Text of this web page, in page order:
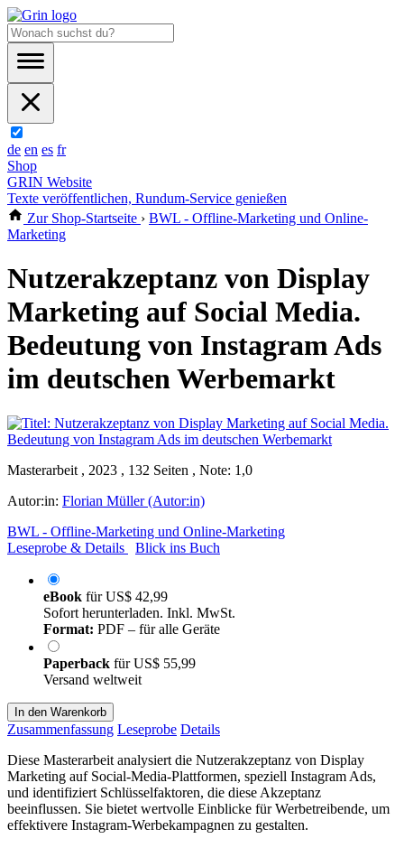
de en es fr
Shop
GRIN Website
Texte veröffentlichen, Rundum-Service genießen
Zur Shop-Startseite › BWL - Offline-Marketing und Online-
Marketing
Nutzerakzeptanz von Display
Marketing auf Social Media.
Bedeutung von Instagram Ads
im deutschen Werbemarkt
Masterarbeit , 2023 , 132 Seiten , Note: 1,0
Autor:in: Florian Müller (Autor:in)
BWL - Offline-Marketing und Online-Marketing
Leseprobe & Details
Blick ins Buch
eBook fürUS$ 42,99
Sofort herunterladen. Inkl. MwSt.
Format: PDF – für alle Geräte
Paperback fürUS$ 55,99
Versand weltweit
In den Warenkorb
Zusammenfassung Leseprobe Details
Diese Masterarbeit analysiert die Nutzerakzeptanz von Display
Marketing auf Social-Media-Plattformen, speziell Instagram Ads,
und identifiziert Schlüsselfaktoren, die diese Akzeptanz
beeinflussen. Sie bietet wertvolle Einblicke für Werbetreibende, um
effektivere Instagram-Werbekampagnen zu gestalten.